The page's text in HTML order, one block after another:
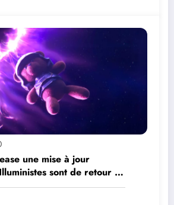
une mise à jour
sont de retour et
se prépare